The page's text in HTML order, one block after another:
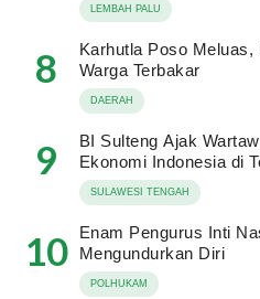
LEMBAH PALU
8
Karhutla Poso Meluas,
Warga Terbakar
DAERAH
9
BI Sulteng Ajak
Ekonomi Indonesia di
SULAWESI TENGAH
10
Enam Pengurus Inti
Mengundurkan Diri
POLHUKAM